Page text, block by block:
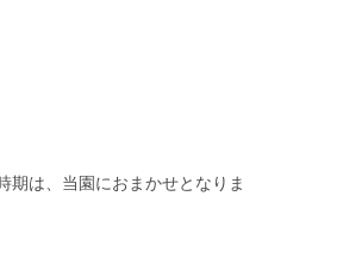
は、当園におまかせとなりま